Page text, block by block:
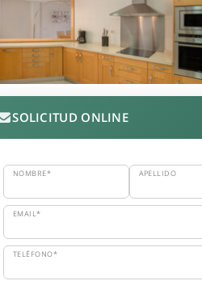
SOLICITUD ONLINE
NOMBRE* APELLIDO
EMAIL*
TELÉFONO*